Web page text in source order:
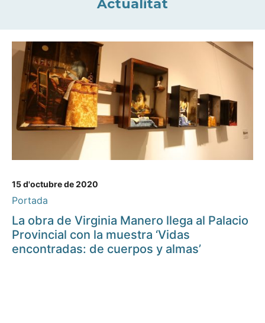
Actualitat
15 d'octubre de 2020
Portada
La obra de Virginia Manero llega al Palacio
Provincial con la muestra ‘Vidas
encontradas: de cuerpos y almas’